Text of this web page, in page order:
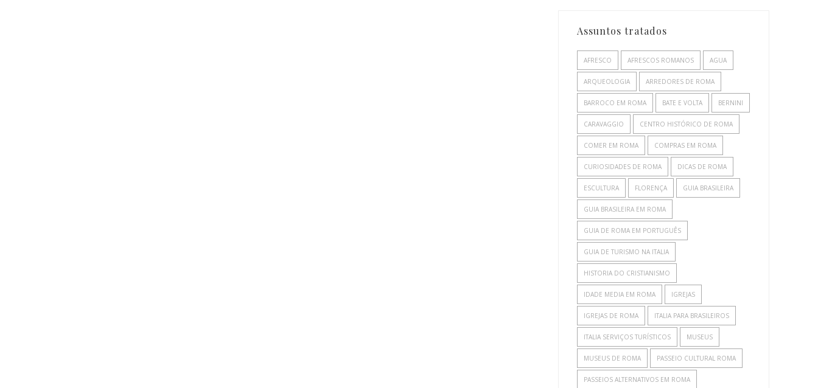
Assuntos tratados
AFRESCO AFRESCOS ROMANOS AGUA
ARQUEOLOGIA ARREDORES DE ROMA
BARROCO EM ROMA BATE E VOLTA BERNINI
CARAVAGGIO CENTRO HISTÓRICO DE ROMA
COMER EM ROMA COMPRAS EM ROMA
CURIOSIDADES DE ROMA DICAS DE ROMA
ESCULTURA FLORENÇA GUIA BRASILEIRA
GUIA BRASILEIRA EM ROMA
GUIA DE ROMA EM PORTUGUÊS
GUIA DE TURISMO NA ITALIA
HISTORIA DO CRISTIANISMO
IDADE MEDIA EM ROMA IGREJAS
IGREJAS DE ROMA ITALIA PARA BRASILEIROS
ITALIA SERVIÇOS TURÍSTICOS MUSEUS
MUSEUS DE ROMA PASSEIO CULTURAL ROMA
PASSEIOS ALTERNATIVOS EM ROMA